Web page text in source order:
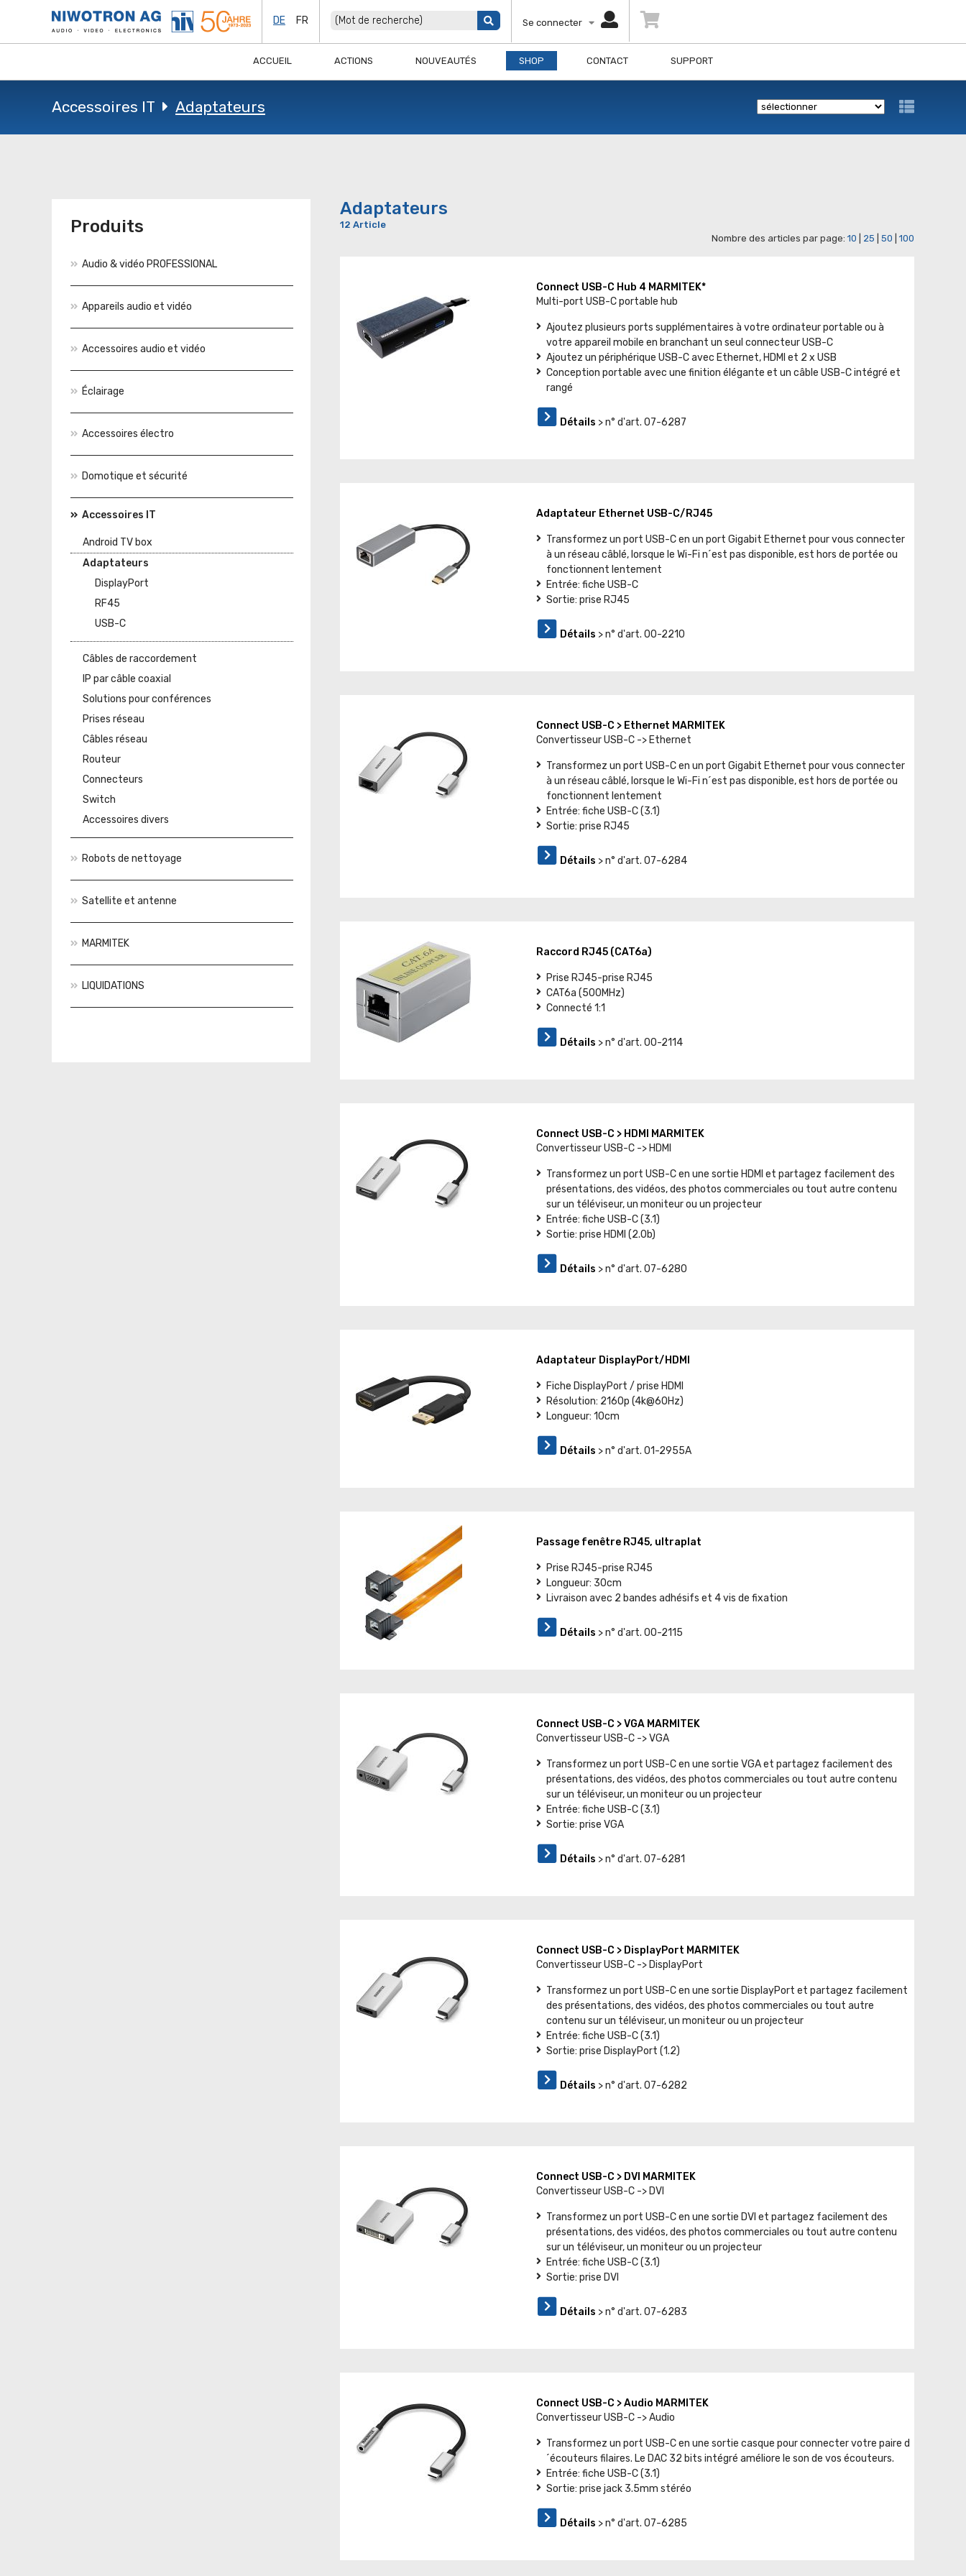
DE FR Se connecter
ACCUEIL ACTIONS NOUVEAUTÉS SHOP CONTACT SUPPORT
Accessoires IT Adaptateurs
Produits
Audio & vidéo PROFESSIONAL
Appareils audio et vidéo
Accessoires audio et vidéo
Éclairage
Accessoires électro
Domotique et sécurité
Accessoires IT
Android TV box
Adaptateurs
DisplayPort
RF45
USB-C
Câbles de raccordement
IP par câble coaxial
Solutions pour conférences
Prises réseau
Câbles réseau
Routeur
Connecteurs
Switch
Accessoires divers
Robots de nettoyage
Satellite et antenne
MARMITEK
LIQUIDATIONS
Adaptateurs
12 Article
Nombre des articles par page: 10 25 50 100
Connect USB-C Hub 4 MARMITEK*
Multi-port USB-C portable hub
Ajoutez plusieurs ports supplémentaires à votre ordinateur portable ou à
votre appareil mobile en branchant un seul connecteur USB-C
Ajoutez un périphérique USB-C avec Ethernet, HDMI et 2 x USB
Conception portable avec une finition élégante et un câble USB-C intégré et
rangé
Détails > n° d'art. 07-6287
Adaptateur Ethernet USB-C/RJ45
Transformez un port USB-C en un port Gigabit Ethernet pour vous connecter
à un réseau câblé, lorsque le Wi-Fi n´est pas disponible, est hors de portée ou
fonctionnent lentement
Entrée: fiche USB-C
Sortie: prise RJ45
Détails > n° d'art. 00-2210
Connect USB-C > Ethernet MARMITEK
Convertisseur USB-C -> Ethernet
Transformez un port USB-C en un port Gigabit Ethernet pour vous connecter
à un réseau câblé, lorsque le Wi-Fi n´est pas disponible, est hors de portée ou
fonctionnent lentement
Entrée: fiche USB-C (3.1)
Sortie: prise RJ45
Détails > n° d'art. 07-6284
Raccord RJ45 (CAT6a)
Prise RJ45-prise RJ45
CAT6a (500MHz)
Connecté 1:1
Détails > n° d'art. 00-2114
Connect USB-C > HDMI MARMITEK
Convertisseur USB-C -> HDMI
Transformez un port USB-C en une sortie HDMI et partagez facilement des
présentations, des vidéos, des photos commerciales ou tout autre contenu
sur un téléviseur, un moniteur ou un projecteur
Entrée: fiche USB-C (3.1)
Sortie: prise HDMI (2.0b)
Détails > n° d'art. 07-6280
Adaptateur DisplayPort/HDMI
Fiche DisplayPort / prise HDMI
Résolution: 2160p (4k@60Hz)
Longueur: 10cm
Détails > n° d'art. 01-2955A
Passage fenêtre RJ45, ultraplat
Prise RJ45-prise RJ45
Longueur: 30cm
Livraison avec 2 bandes adhésifs et 4 vis de fixation
Détails > n° d'art. 00-2115
Connect USB-C > VGA MARMITEK
Convertisseur USB-C -> VGA
Transformez un port USB-C en une sortie VGA et partagez facilement des
présentations, des vidéos, des photos commerciales ou tout autre contenu
sur un téléviseur, un moniteur ou un projecteur
Entrée: fiche USB-C (3.1)
Sortie: prise VGA
Détails > n° d'art. 07-6281
Connect USB-C > DisplayPort MARMITEK
Convertisseur USB-C -> DisplayPort
Transformez un port USB-C en une sortie DisplayPort et partagez facilement
des présentations, des vidéos, des photos commerciales ou tout autre
contenu sur un téléviseur, un moniteur ou un projecteur
Entrée: fiche USB-C (3.1)
Sortie: prise DisplayPort (1.2)
Détails > n° d'art. 07-6282
Connect USB-C > DVI MARMITEK
Convertisseur USB-C -> DVI
Transformez un port USB-C en une sortie DVI et partagez facilement des
présentations, des vidéos, des photos commerciales ou tout autre contenu
sur un téléviseur, un moniteur ou un projecteur
Entrée: fiche USB-C (3.1)
Sortie: prise DVI
Détails > n° d'art. 07-6283
Connect USB-C > Audio MARMITEK
Convertisseur USB-C -> Audio
Transformez un port USB-C en une sortie casque pour connecter votre paire d
´écouteurs filaires. Le DAC 32 bits intégré améliore le son de vos écouteurs.
Entrée: fiche USB-C (3.1)
Sortie: prise jack 3.5mm stéréo
Détails > n° d'art. 07-6285